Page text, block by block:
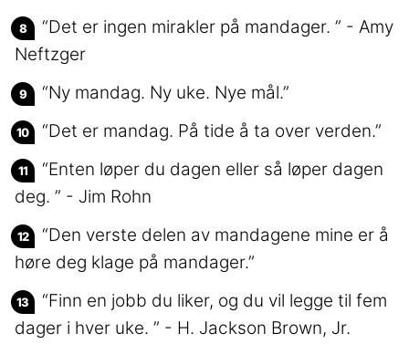
“Det er ingen mirakler på mandager. ” - Amy
Neftzger
“Ny mandag. Ny uke. Nye mål.”
“Det er mandag. På tide å ta over verden.”
“Enten løper du dagen eller så løper dagen
deg. ” - Jim Rohn
“Den verste delen av mandagene mine er å
høre deg klage på mandager.”
“Finn en jobb du liker, og du vil legge til fem
dager i hver uke. ” - H. Jackson Brown, Jr.